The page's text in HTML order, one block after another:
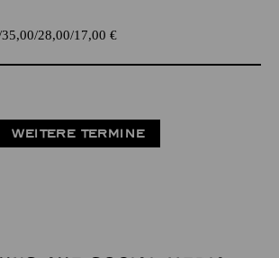
35,00 28,00 17,00 €
WEITERE TERMINE